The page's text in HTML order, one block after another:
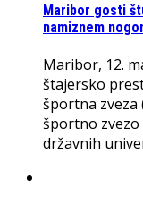
Maribor gosti
namiznem
Maribor, 12.
štajersko
športna zveza
športno
državnih